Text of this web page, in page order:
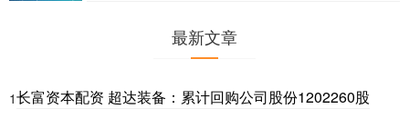
最新文章
1长富资本配资 超达装备：累计回购公司股份1202260股